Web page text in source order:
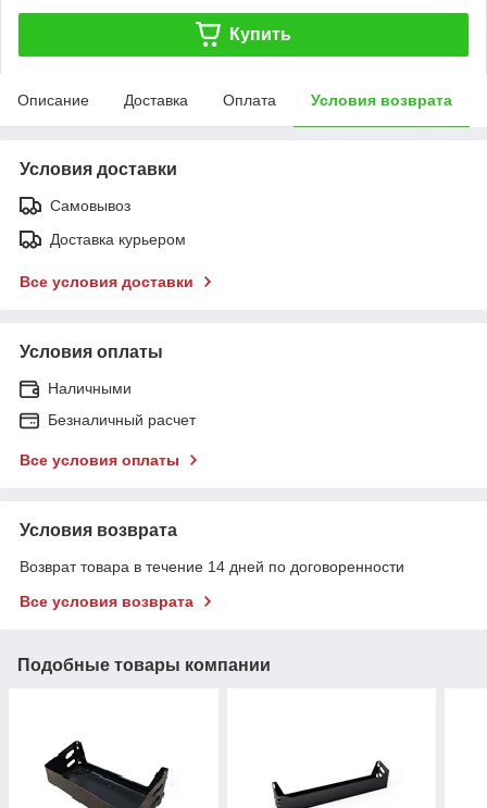
Купить
Описание Доставка Оплата Условия возврата
Условия доставки
Самовывоз
Доставка курьером
Все условия доставки
Условия оплаты
Наличными
Безналичный расчет
Все условия оплаты
Условия возврата
Возврат товара в течение 14 дней по договоренности
Все условия возврата
Подобные товары компании